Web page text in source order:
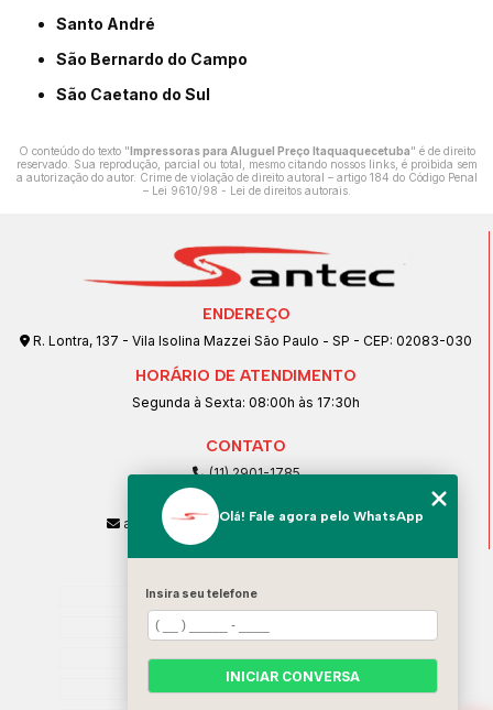
Santo André
São Bernardo do Campo
São Caetano do Sul
O conteúdo do texto "Impressoras para Aluguel Preço Itaquaquecetuba" é de direito
reservado. Sua reprodução, parcial ou total, mesmo citando nossos links, é proibida sem
a autorização do autor. Crime de violação de direito autoral – artigo 184 do Código Penal
– Lei 9610/98 - Lei de direitos autorais.
ENDEREÇO
R. Lontra, 137 - Vila Isolina Mazzei São Paulo - SP - CEP: 02083-030
HORÁRIO DE ATENDIMENTO
Segunda à Sexta: 08:00h às 17:30h
CONTATO
(11) 2901-1785
(11) 99239-1832
atendimento@santeccopiadoras.com.br
Home
Empresa
SERVIÇOS
Contato
Olá! Fale agora pelo WhatsApp
Insira seu telefone
INICIAR CONVERSA